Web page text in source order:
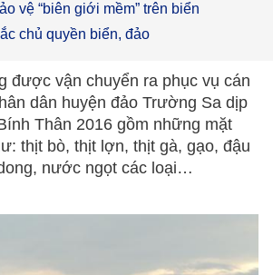
vệ “biên giới mềm” trên biển
chủ quyền biển, đảo
được vận chuyển ra phục vụ cán
dân huyện đảo Trường Sa dịp
Thân 2016 gồm những mặt
thịt bò, thịt lợn, thịt gà, gạo, đậu
nước ngọt các loại…